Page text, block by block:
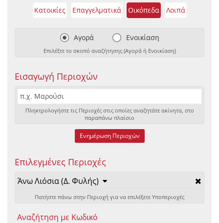
Κατοικίες Επαγγελματικά Οικόπεδα Λοιπά
Αγορά Ενοικίαση
Επιλέξτε το σκοπό αναζήτησης (Αγορά ή Ενοικίαση)
Εισαγωγή Περιοχών
Πληκτρολογήστε τις Περιοχές στις οποίες αναζητάτε ακίνητα, στο
παραπάνω πλαίσιο
Ενημέρωση Περιοχών
Επιλεγμένες Περιοχές
Άνω Λιόσια (Δ. Φυλής)
Πατήστε πάνω στην Περιοχή για να επιλέξετε Υποπεριοχές
Αναζήτηση με Κωδικό